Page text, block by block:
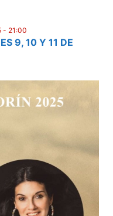
9, 10 Y 11 DE
- 21:00